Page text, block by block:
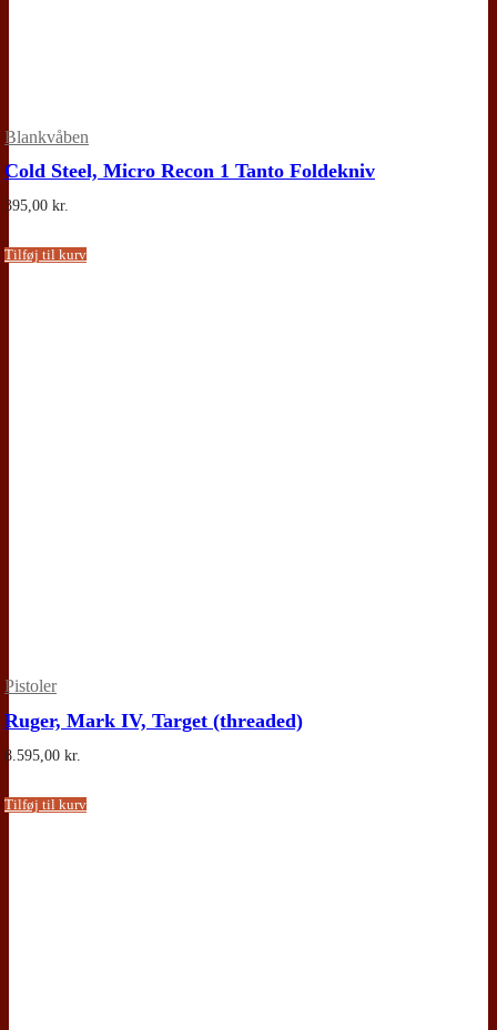
Blankvåben
Cold Steel, Micro Recon 1 Tanto Foldekniv
395,00 kr.
Tilføj til kurv
Pistoler
Ruger, Mark IV, Target (threaded)
8.595,00 kr.
Tilføj til kurv